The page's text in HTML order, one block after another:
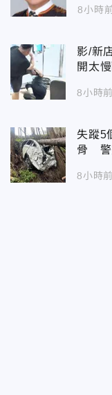
8小時
影/新
開太
8小時前
失蹤5
骨 警
8小時前